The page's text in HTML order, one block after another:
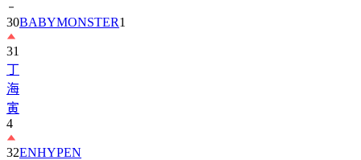
30BABYMONSTER1
31
丁
海
寅
4
32ENHYPEN